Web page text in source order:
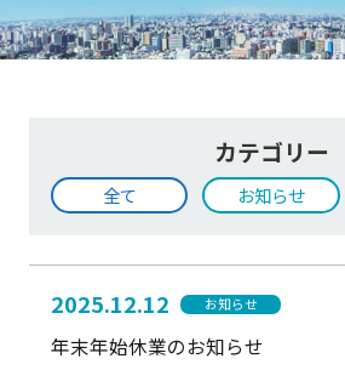
カテゴリー
全て お知らせ
2025.12.12 お知らせ
年末年始休業のお知らせ